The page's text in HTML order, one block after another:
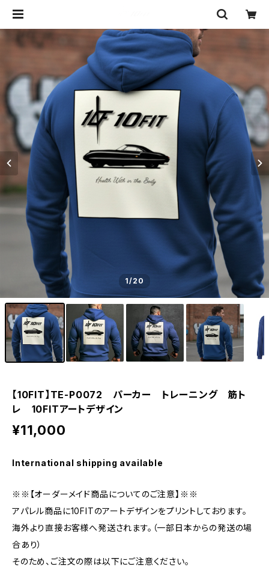
1/20
【10FIT】TE-P0072 パーカー トレーニング 筋ト
レ 10FITアートデザイン
¥11,000
International shipping available
※※【オーダーメイド商品についてのご注意】※※
アパレル商品に10FITのアートデザインをプリントしております。
海外より直接お客様へ発送されます。（一部日本からの発送の場
合あり）
そのため、ご注文の際は以下にご注意ください。